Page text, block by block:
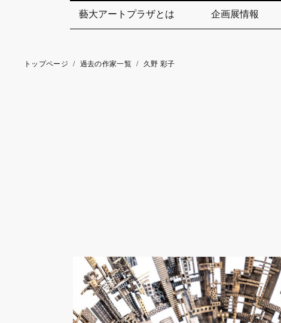
藝大アートプラザとは 企画展情報
トップページ / 過去の作家一覧 / 久野 彩子